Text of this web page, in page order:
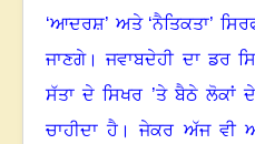
‘ਆਦਰਸ਼’ ਅਤੇ ‘ਨੈਤਿਕਤਾ’
ਜਾਣਗੇ।ਜਵਾਬਦੇਹੀ ਦਾ ਡਰ
ਸੱਤਾ ਦੇ ਸਿਖਰ ’ਤੇ ਬੈਠੇ
ਚਾਹੀਦਾ ਹੈ ।ਜੇਕਰ ਅੱਜ ਵੀ